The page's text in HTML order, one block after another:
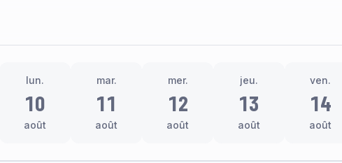
lun.
10
août
mar.
11
août
mer.
12
août
jeu.
13
août
ven.
14
août